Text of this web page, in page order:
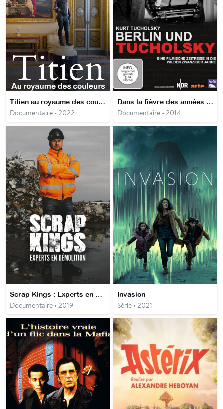
Titien au royaume des couleurs
Documentaire • 2022
Dans la fièvre des années 20 Le Berlin de Tucholsky
Documentaire • 2014
Scrap Kings : Experts en démolition
Documentaire • 2019
Invasion
Série • 2021